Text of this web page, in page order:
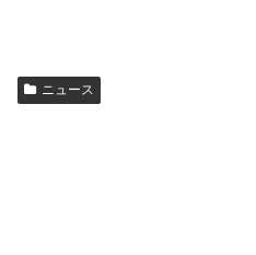
ニュース